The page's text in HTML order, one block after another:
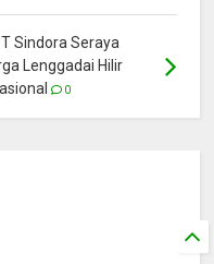
Sindora Seraya
Lenggadai Hilir
0